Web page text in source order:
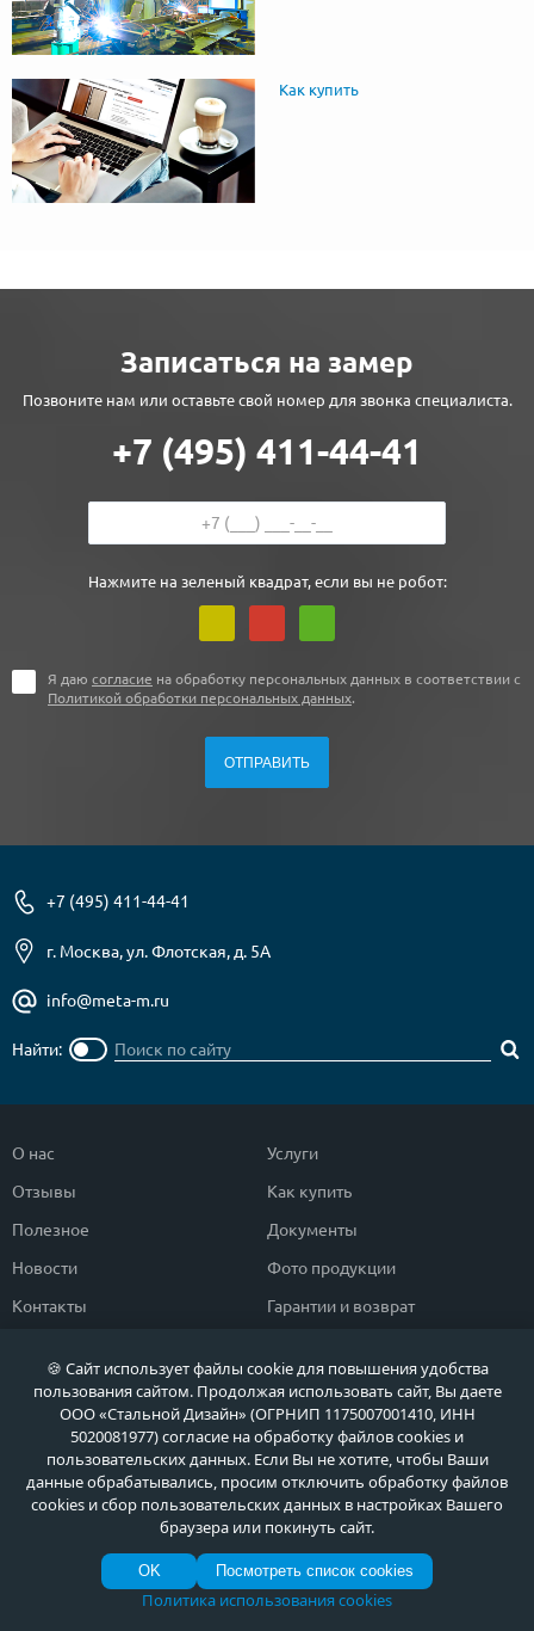
Как купить
Записаться на замер
Позвоните нам или оставьте свой номер для звонка специалиста.
+7 (495) 411-44-41
Нажмите на зеленый квадрат, если вы не робот:
Я даю согласие на обработку персональных данных в соответствии с
Политикой обработки персональных данных.
+7 (495) 411-44-41
г. Москва, ул. Флотская, д. 5А
info@meta-m.ru
Найти:
О нас
Отзывы
Полезное
Новости
Контакты
Услуги
Как купить
Документы
Фото продукции
Гарантии и возврат
Каталог дверей
Двери со скидкой
Популярные двери
Быстрый подбор двери
Двери класса ЭКОНОМ
Двери в дом
Парадные двери
Двери в квартиру
Тамбурные двери
Противопожарные двери
🍪 Сайт использует файлы cookie для повышения удобства
пользования сайтом. Продолжая использовать сайт, Вы даете
ООО «Стальной Дизайн» (ОГРНИП 1175007001410, ИНН
5020081977) согласие на обработку файлов cookies и
пользовательских данных. Если Вы не хотите, чтобы Ваши
данные обрабатывались, просим отключить обработку файлов
cookies и сбор пользовательских данных в настройках Вашего
браузера или покинуть сайт.
OK Посмотреть список cookies
Политика использования cookies